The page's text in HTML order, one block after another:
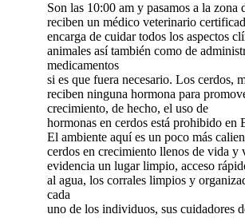
Son las 10:00 am y pasamos a la zona
reciben un médico veterinario
encarga de cuidar todos los aspectos
animales así también como de
medicamentos
si es que fuera necesario. Los cerdos,
reciben ninguna hormona para
crecimiento, de hecho, el uso de
hormonas en cerdos está prohibido en
El ambiente aquí es un poco más
cerdos en crecimiento llenos de vida y
evidencia un lugar limpio, acceso
al agua, los corrales limpios y
cada
uno de los individuos, sus cuidadores